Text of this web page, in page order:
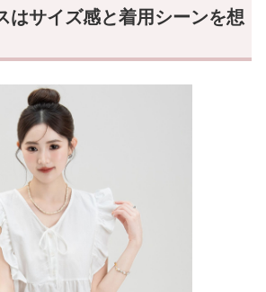
はサイズ感と着用シーンを想